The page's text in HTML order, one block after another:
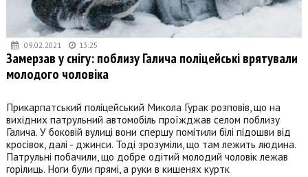
09.02.2021 13:25
Замерзав у снігу: поблизу Галича поліцейські врятували
молодого чоловіка
Прикарпатський поліцейський Микола Гурак розповів, що на
вихідних патрульний автомобіль проїжджав селом поблизу
Галича. У боковій вулиці вони спершу помітили білі підошви від
кросівок, далі - джинси. Тоді зрозуміли, що там лежить людина.
Патрульні побачили, що добре одітий молодий чоловік лежав
горілиць. Ноги були прямі, а руки в кишенях куртк